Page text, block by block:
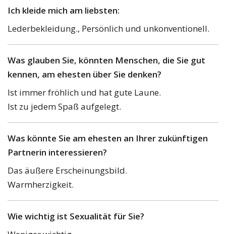
Ich kleide mich am liebsten:
Lederbekleidung., Persönlich und unkonventionell.
Was glauben Sie, könnten Menschen, die Sie gut
kennen, am ehesten über Sie denken?
Ist immer fröhlich und hat gute Laune.
Ist zu jedem Spaß aufgelegt.
Was könnte Sie am ehesten an Ihrer zukünftigen
Partnerin interessieren?
Das äußere Erscheinungsbild.
Warmherzigkeit.
Wie wichtig ist Sexualität für Sie?